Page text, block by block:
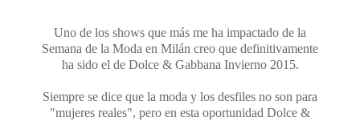
Uno de los shows que más me ha impactado de la
Semana de la Moda en Milán creo que definitivamente
ha sido el de Dolce & Gabbana Invierno 2015.
Siempre se dice que la moda y los desfiles no son para
"mujeres reales", pero en esta oportunidad Dolce &